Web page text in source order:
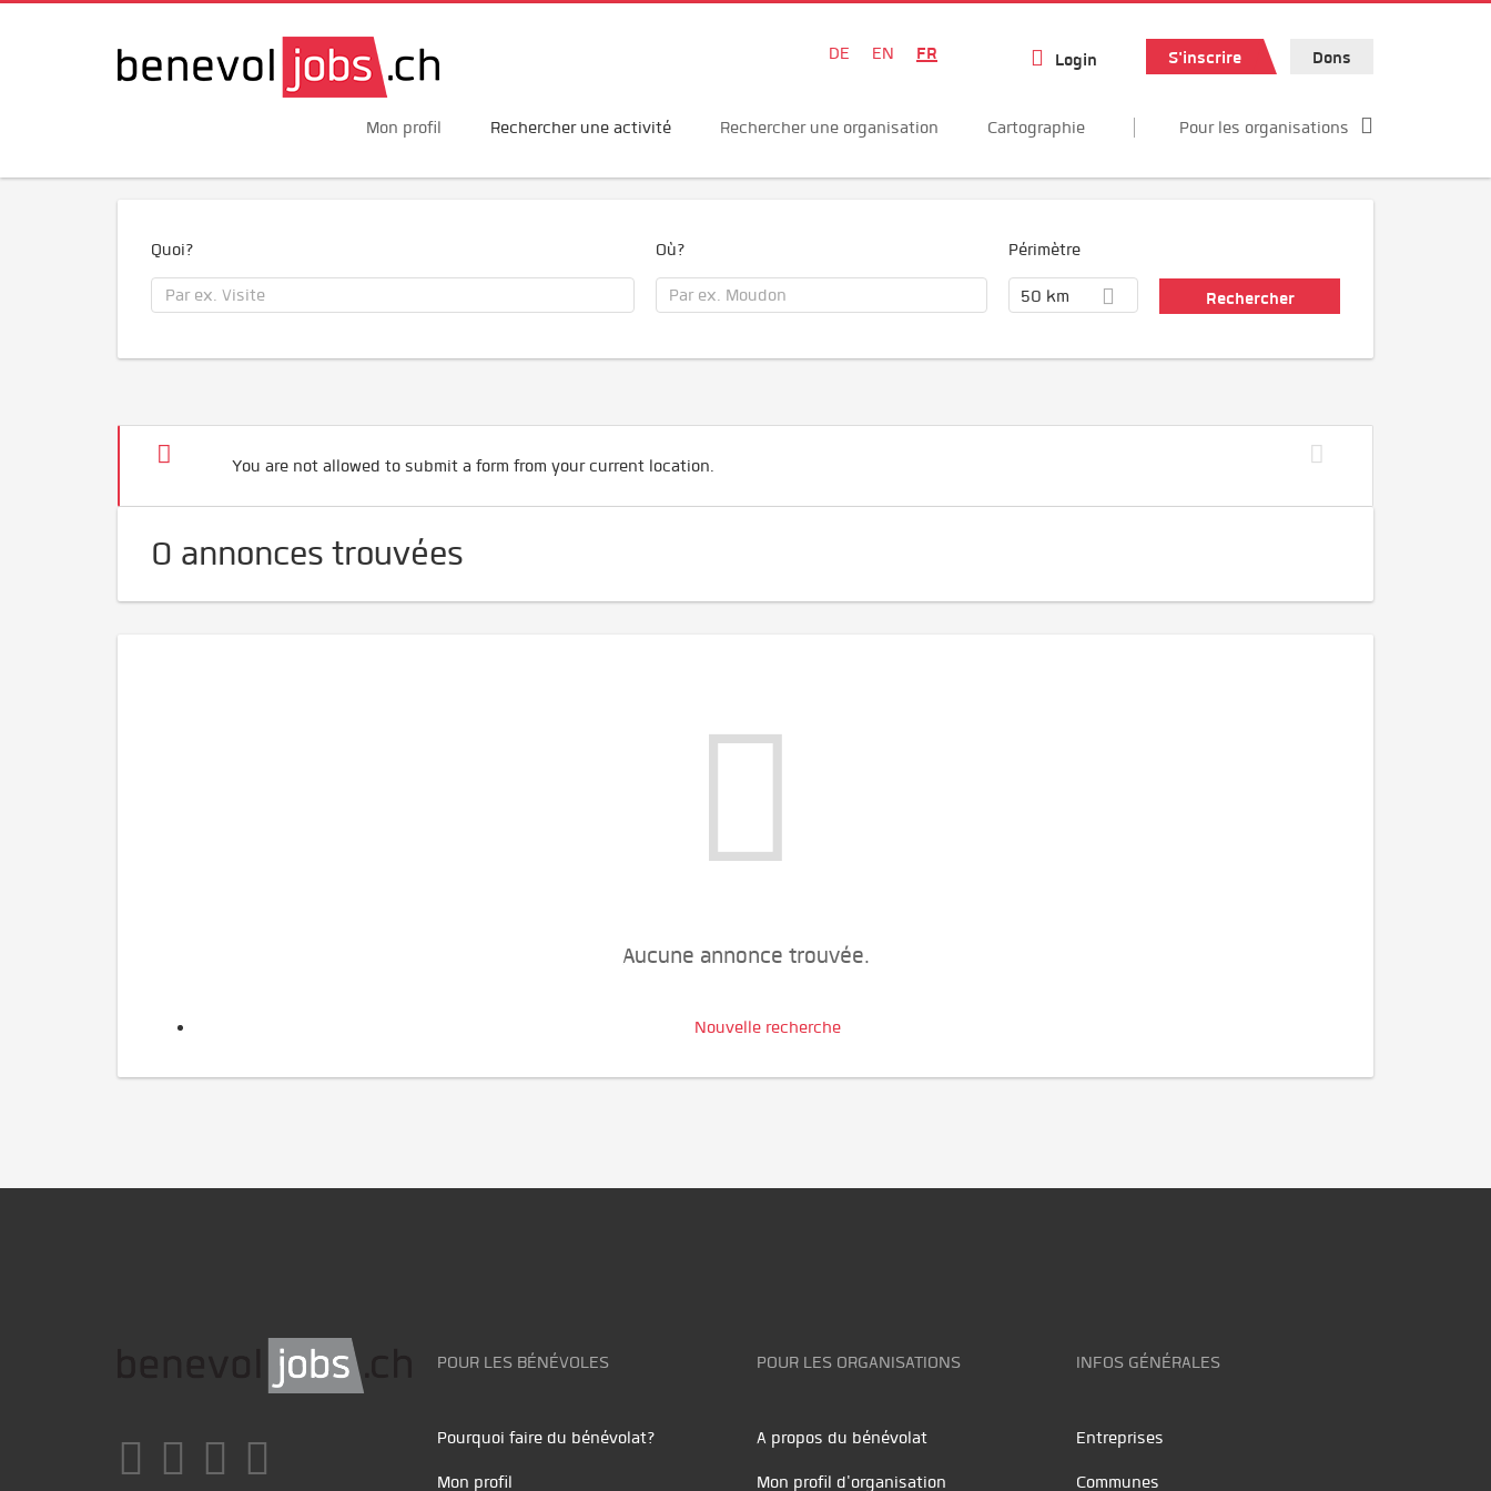
DE EN FR Login S'inscrire Dons
Mon profil Rechercher une activité Rechercher une organisation Cartographie Pour les organisations
Quoi? Où? Périmètre
50 km
You are not allowed to submit a form from your current location.
0 annonces trouvées
Aucune annonce trouvée.
Nouvelle recherche
POUR LES BÉNÉVOLES
Pourquoi faire du bénévolat?
Mon profil
POUR LES ORGANISATIONS
A propos du bénévolat
Mon profil d'organisation
INFOS GÉNÉRALES
Entreprises
Communes